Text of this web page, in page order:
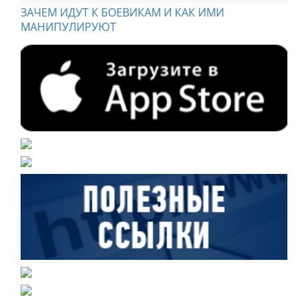
ЗАЧЕМ ИДУТ К БОЕВИКАМ И КАК ИМИ
МАНИПУЛИРУЮТ